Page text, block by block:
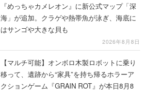
『めっちゃカメレオン』に新公式マップ「深
海」が追加。クラゲや熱帯魚が泳ぎ、海底に
はサンゴや大きな貝も
2026年8月8日
【マルチ可能】オンボロ木製ロボットに乗り
移って、遺跡から“家具”を持ち帰るホラーア
クションゲーム『GRAIN ROT』が本日8月8